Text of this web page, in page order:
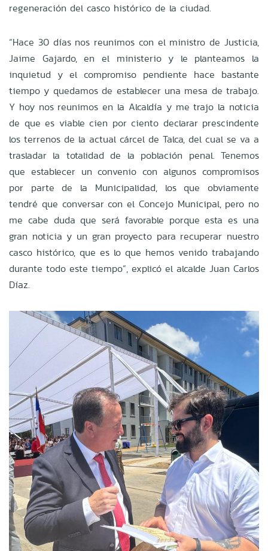
regeneración del casco histórico de la ciudad.
“Hace 30 días nos reunimos con el ministro de Justicia,
Jaime Gajardo, en el ministerio y le planteamos la
inquietud y el compromiso pendiente hace bastante
tiempo y quedamos de establecer una mesa de trabajo.
Y hoy nos reunimos en la Alcaldía y me trajo la noticia
de que es viable cien por ciento declarar prescindente
los terrenos de la actual cárcel de Talca, del cual se va a
trasladar la totalidad de la población penal. Tenemos
que establecer un convenio con algunos compromisos
por parte de la Municipalidad, los que obviamente
tendré que conversar con el Concejo Municipal, pero no
me cabe duda que será favorable porque esta es una
gran noticia y un gran proyecto para recuperar nuestro
casco histórico, que es lo que hemos venido trabajando
durante todo este tiempo”, explicó el alcalde Juan Carlos
Díaz.